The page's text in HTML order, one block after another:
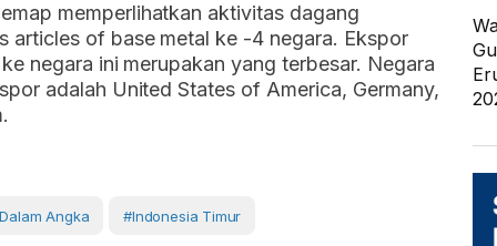
memperlihatkan aktivitas dagang
articles of base metal ke -4 negara. Ekspor
negara ini merupakan yang terbesar. Negara
adalah United States of America, Germany,
Angka #Indonesia Timur